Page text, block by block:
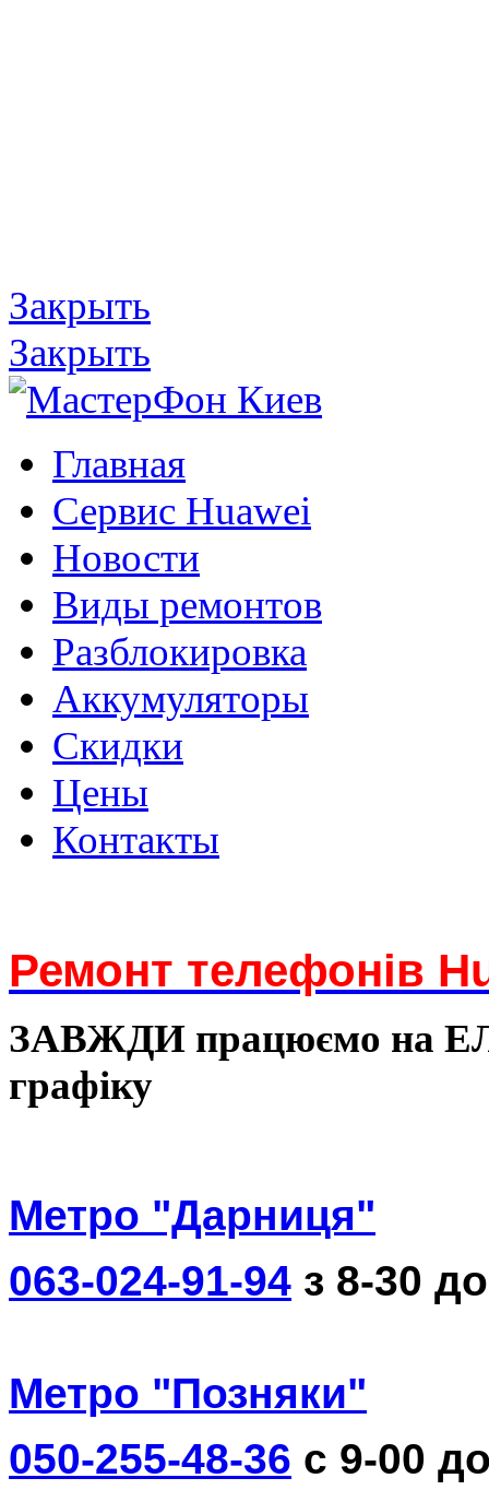
Закрыть
Закрыть
Главная
Сервис Huawei
Новости
Виды ремонтов
Разблокировка
Аккумуляторы
Скидки
Цены
Контакты
Ремонт телефонів
ЗАВЖДИ працюємо на
графіку
Метро "Дарниця"
063-024-91-94 з 8-30
Метро "Позняки"
050-255-48-36 с 9-00